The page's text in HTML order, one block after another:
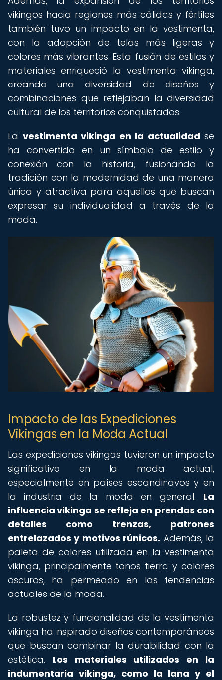
vikingos hacia regiones más cálidas y fértiles
también tuvo un impacto en la vestimenta,
con la adopción de telas más ligeras y
colores más vibrantes. Esta fusión de estilos y
materiales enriqueció la vestimenta vikinga,
creando una diversidad de diseños y
combinaciones que reflejaban la diversidad
cultural de los territorios conquistados.
La vestimenta vikinga en la actualidad se
ha convertido en un símbolo de estilo y
conexión con la historia, fusionando la
tradición con la modernidad de una manera
única y atractiva para aquellos que buscan
expresar su individualidad a través de la
moda.
Impacto de las Expediciones
Vikingas en la Moda Actual
Las expediciones vikingas tuvieron un impacto
significativo en la moda actual,
especialmente en países escandinavos y en
la industria de la moda en general. La
influencia vikinga se refleja en prendas con
detalles como trenzas, patrones
entrelazados y motivos rúnicos. Además, la
paleta de colores utilizada en la vestimenta
vikinga, principalmente tonos tierra y colores
oscuros, ha permeado en las tendencias
actuales de la moda.
La robustez y funcionalidad de la vestimenta
vikinga ha inspirado diseños contemporáneos
que buscan combinar la durabilidad con la
estética. Los materiales utilizados en la
indumentaria vikinga, como la lana y el